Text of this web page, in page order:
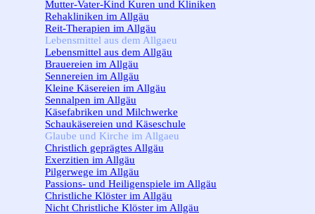
Mutter-Vater-Kind Kuren und Kliniken
Rehakliniken im Allgäu
Reit-Therapien im Allgäu
Lebensmittel aus dem Allgaeu
Lebensmittel aus dem Allgäu
Brauereien im Allgäu
Sennereien im Allgäu
Kleine Käsereien im Allgäu
Sennalpen im Allgäu
Käsefabriken und Milchwerke
Schaukäsereien und Käseschule
Glaube und Kirche im Allgaeu
Christlich geprägtes Allgäu
Exerzitien im Allgäu
Pilgerwege im Allgäu
Passions- und Heiligenspiele im Allgäu
Christliche Klöster im Allgäu
Nicht Christliche Klöster im Allgäu